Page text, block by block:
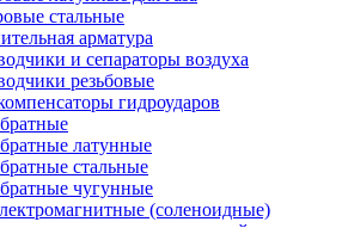
стальные
арматура
и сепараторы воздуха
резьбовые
гидроударов
латунные
стальные
чугунные
(соленоидные)